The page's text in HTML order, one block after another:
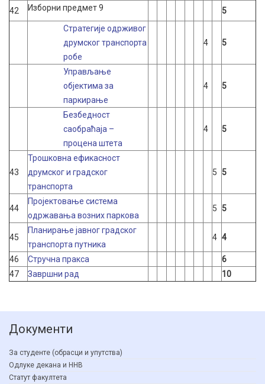
42 Изборни предмет 9
5
Стратегије одрживог
друмског транспорта
робе
4 5
Управљање
објектима за
паркирање
4 5
Безбедност
саобраћаја –
процена штета
4 5
43
Трошковна ефикасност
друмског и градског
транспорта
5 5
44
Пројектовање система
одржавања возних паркова
5 5
45
Планирање јавног градског
транспорта путника
4 4
46 Стручна пракса
6
47
Завршни рад 10
Документи
За студенте (обрасци и упутства)
Одлуке декана и ННВ
Статут факултета